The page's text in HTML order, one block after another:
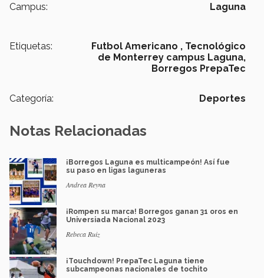
Campus: Laguna
Etiquetas: Futbol Americano , Tecnológico
de Monterrey campus Laguna,
Borregos PrepaTec
Categoría: Deportes
Notas Relacionadas
¡Borregos Laguna es multicampeón! Así fue
su paso en ligas laguneras
Andrea Reyna
¡Rompen su marca! Borregos ganan 31 oros en
Universiada Nacional 2023
Rebeca Ruiz
¡Touchdown! PrepaTec Laguna tiene
subcampeonas nacionales de tochito